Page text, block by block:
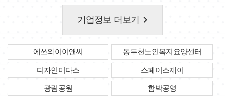
기업정보 더보기 keyboard_arrow_right
에쓰와이이앤씨 동두천노인복지요양센터
디자인미다스 스페이스제이
광림공원 함박공영